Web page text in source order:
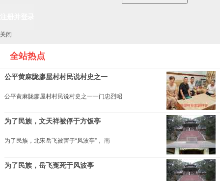
关闭
全站热点
公平黄麻陇廖屋村村民说村史之一
公平黄麻陇廖屋村村民说村史之一一门忠烈昭
为了民族，文天祥被俘于方饭亭
为了民族，北宋岳飞被害于“风波亭”， 南
为了民族，岳飞冤死于风波亭